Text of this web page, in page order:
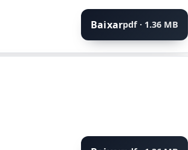
Baixarpdf · 1.36 MB